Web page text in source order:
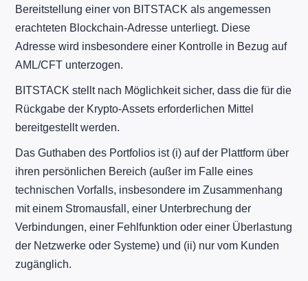
Bereitstellung einer von BITSTACK als angemessen
erachteten Blockchain-Adresse unterliegt. Diese
Adresse wird insbesondere einer Kontrolle in Bezug auf
AML/CFT unterzogen.
BITSTACK stellt nach Möglichkeit sicher, dass die für die
Rückgabe der Krypto-Assets erforderlichen Mittel
bereitgestellt werden.
Das Guthaben des Portfolios ist (i) auf der Plattform über
ihren persönlichen Bereich (außer im Falle eines
technischen Vorfalls, insbesondere im Zusammenhang
mit einem Stromausfall, einer Unterbrechung der
Verbindungen, einer Fehlfunktion oder einer Überlastung
der Netzwerke oder Systeme) und (ii) nur vom Kunden
zugänglich.